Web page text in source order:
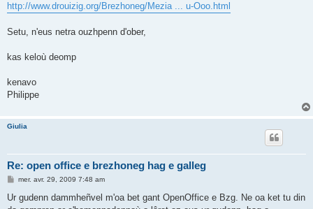
http://www.drouizig.org/Brezhoneg/Mezia ... u-Ooo.html
Setu, n'eus netra ouzhpenn d'ober,
kas keloù deomp
kenavo
Philippe
Giulia
Re: open office e brezhoneg hag e galleg
M
s
mer. avr. 29, 2009 7:48 am
Ur gudenn dammheñvel m'oa bet gant OpenOffice e Bzg. Ne oa ket tu din